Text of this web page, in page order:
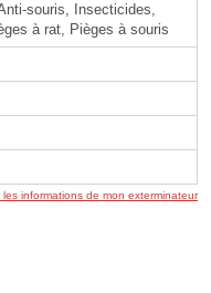
souris, Insecticides,
à rat, Pièges à souris
les informations de mon exterminateur